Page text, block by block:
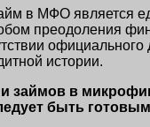
в МФО является
преодоления
официального
истории.
займов в
быть